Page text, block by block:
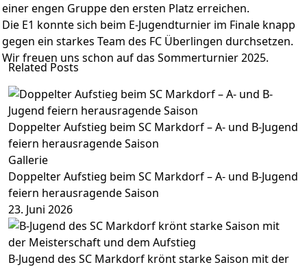
einer engen Gruppe den ersten Platz erreichen.
Die E1 konnte sich beim E-Jugendturnier im Finale knapp
gegen ein starkes Team des FC Überlingen durchsetzen.
Wir freuen uns schon auf das Sommerturnier 2025.
Related Posts
Doppelter Aufstieg beim SC Markdorf – A- und B-Jugend
feiern herausragende Saison
Gallerie
Doppelter Aufstieg beim SC Markdorf – A- und B-Jugend
feiern herausragende Saison
23. Juni 2026
B-Jugend des SC Markdorf krönt starke Saison mit der